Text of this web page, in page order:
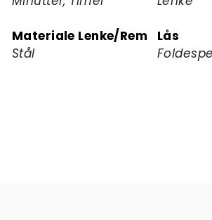
Materiale Lenke/Rem
Stål
Lås